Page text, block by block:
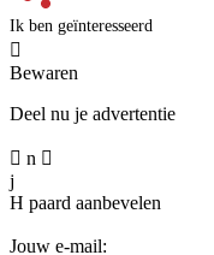
Ik ben geïnteresseerd

Bewaren
Deel nu je advertentie
 n 
j
H paard aanbevelen
Jouw e-mail: